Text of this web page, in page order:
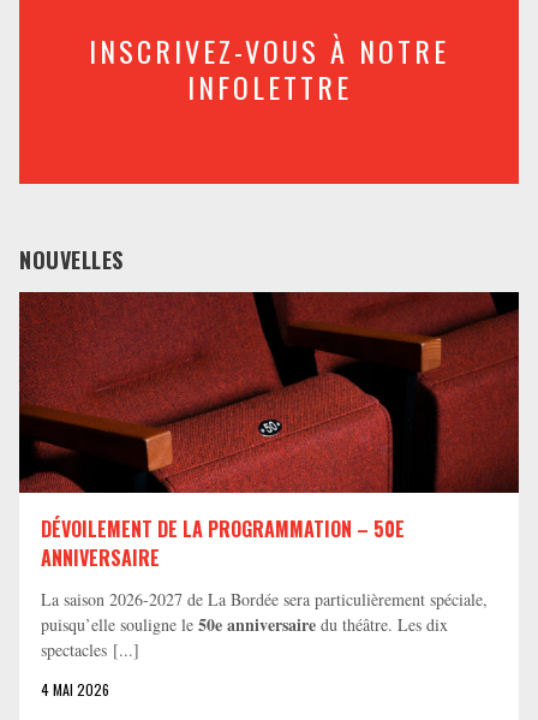
INSCRIVEZ-VOUS À NOTRE
INFOLETTRE
NOUVELLES
DÉVOILEMENT DE LA PROGRAMMATION – 50E
ANNIVERSAIRE
La saison 2026-2027 de La Bordée sera particulièrement spéciale,
puisqu’elle souligne le 50e anniversaire du théâtre. Les dix
spectacles [...]
4 MAI 2026